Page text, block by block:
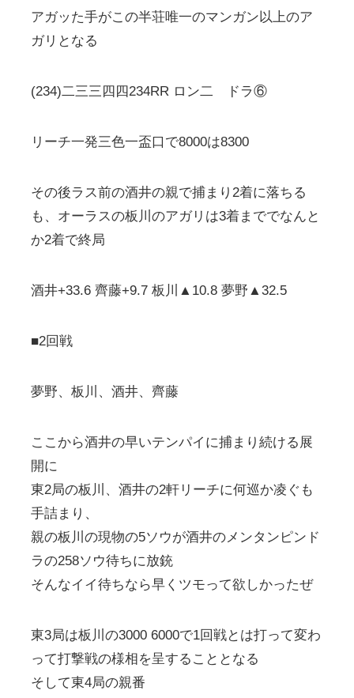
アガッた手がこの半荘唯一のマンガン以上のア
ガリとなる
(234)二三三四四234RR ロン二 ドラ⑥
リーチ一発三色一盃口で8000は8300
その後ラス前の酒井の親で捕まり2着に落ちる
も、オーラスの板川のアガリは3着まででなんと
か2着で終局
酒井+33.6 齊藤+9.7 板川▲10.8 夢野▲32.5
■2回戦
夢野、板川、酒井、齊藤
ここから酒井の早いテンパイに捕まり続ける展
開に
東2局の板川、酒井の2軒リーチに何巡か凌ぐも
手詰まり、
親の板川の現物の5ソウが酒井のメンタンピンド
ラの258ソウ待ちに放銃
そんなイイ待ちなら早くツモって欲しかったぜ
東3局は板川の3000 6000で1回戦とは打って変わ
って打撃戦の様相を呈することとなる
そして東4局の親番